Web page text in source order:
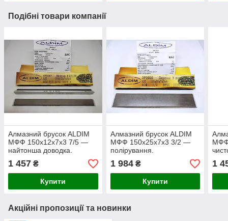
Подібні товари компанії
Алмазний брусок ALDIM
МФФ 150х12х7х3 7/5 —
найтонша доводка.
1 457 ₴
Купити
Алмазний брусок ALDIM
МФФ 150х25х7х3 3/2 —
полірування.
1 984₴
Купити
МФФ
1
Акційні пропозиції та новинки